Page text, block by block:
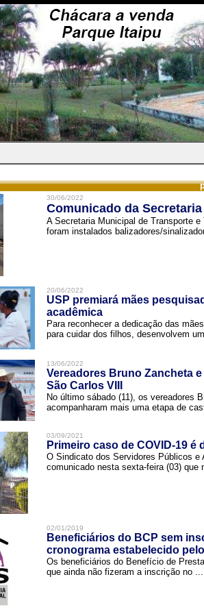
30/06/2022
Comunicado da
A Secretaria Municipal de Transporte
foram instalados balizadores/
20/06/2022
USP premiará mães
acadêmica
Para reconhecer a dedicação das
para cuidar dos filhos, desenvolvem
13/06/2022
Vereadores Bruno Zancheta
São Carlos VIII
No último sábado (11), os vereadores
acompanharam mais uma etapa de
03/09/2021
Primeiro caso de COVID-19
O Sindicato dos Servidores Públicos e
comunicado nesta sexta-feira (03) que
02/01/2019
Beneficiários do BCP sem
cronograma estabelecido
Os beneficiários do Benefício de
que ainda não fizeram a inscrição no ...